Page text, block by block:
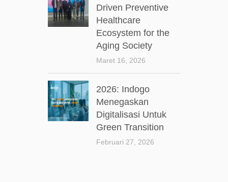
Driven Preventive
Healthcare
Ecosystem for the
Aging Society
Maret 16, 2026
2026: Indogo
Menegaskan
Digitalisasi Untuk
Green Transition
Februari 27, 2026